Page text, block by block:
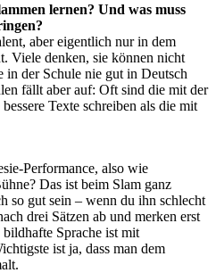
lernen? Und was muss
aber eigentlich nur in dem
Viele denken, sie können nicht
in der Schule nie gut in Deutsch
fällt aber auf: Oft sind die mit der
Texte schreiben als die mit
Performance, also wie
Das ist beim Slam ganz
so gut sein – wenn du ihn schlecht
drei Sätzen ab und merken erst
Sprache ist mit
ist ja, dass man dem